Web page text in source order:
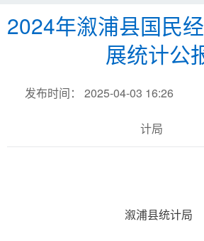
2024年溆浦县国民
展统计公
发布时间： 2025-04-03 16:26
计局
溆浦县统计局